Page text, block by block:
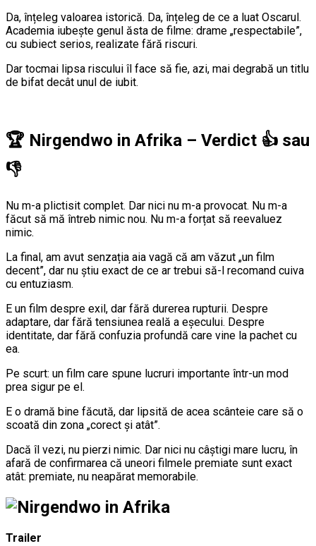
Da, înțeleg valoarea istorică. Da, înțeleg de ce a luat Oscarul.
Academia iubește genul ăsta de filme: drame „respectabile”,
cu subiect serios, realizate fără riscuri.
Dar tocmai lipsa riscului îl face să fie, azi, mai degrabă un titlu
de bifat decât unul de iubit.
🏆 Nirgendwo in Afrika – Verdict 👍 sau
👎
Nu m-a plictisit complet. Dar nici nu m-a provocat. Nu m-a
făcut să mă întreb nimic nou. Nu m-a forțat să reevaluez
nimic.
La final, am avut senzația aia vagă că am văzut „un film
decent”, dar nu știu exact de ce ar trebui să-l recomand cuiva
cu entuziasm.
E un film despre exil, dar fără durerea rupturii. Despre
adaptare, dar fără tensiunea reală a eșecului. Despre
identitate, dar fără confuzia profundă care vine la pachet cu
ea.
Pe scurt: un film care spune lucruri importante într-un mod
prea sigur pe el.
E o dramă bine făcută, dar lipsită de acea scânteie care să o
scoată din zona „corect și atât”.
Dacă îl vezi, nu pierzi nimic. Dar nici nu câștigi mare lucru, în
afară de confirmarea că uneori filmele premiate sunt exact
atât: premiate, nu neapărat memorabile.
Trailer